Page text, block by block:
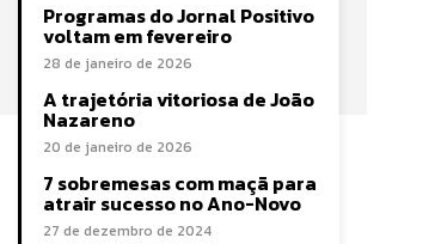
Programas do Jornal Positivo
voltam em fevereiro
28 de janeiro de 2026
A trajetória vitoriosa de João
Nazareno
20 de janeiro de 2026
7 sobremesas com maçã para
atrair sucesso no Ano-Novo
27 de dezembro de 2024